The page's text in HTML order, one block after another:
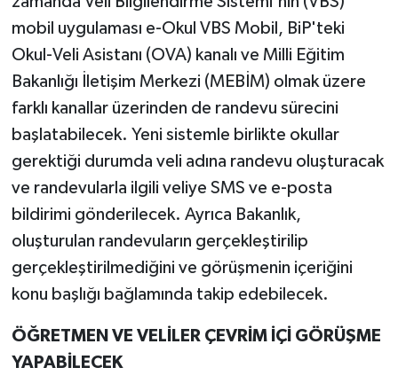
mobil uygulaması e-Okul VBS Mobil, BiP'teki
Okul-Veli Asistanı (OVA) kanalı ve Milli Eğitim
Bakanlığı İletişim Merkezi (MEBİM) olmak üzere
farklı kanallar üzerinden de randevu sürecini
başlatabilecek. Yeni sistemle birlikte okullar
gerektiği durumda veli adına randevu oluşturacak
ve randevularla ilgili veliye SMS ve e-posta
bildirimi gönderilecek. Ayrıca Bakanlık,
oluşturulan randevuların gerçekleştirilip
gerçekleştirilmediğini ve görüşmenin içeriğini
konu başlığı bağlamında takip edebilecek.
ÖĞRETMEN VE VELİLER ÇEVRİM İÇİ GÖRÜŞME
YAPABİLECEK